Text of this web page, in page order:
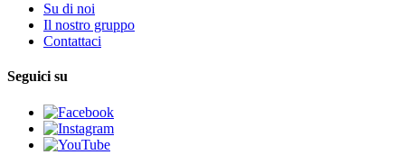
Su di noi
Il nostro gruppo
Contattaci
Seguici su